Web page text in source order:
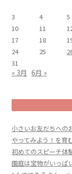
3
4 5
10
11
17
18
24
25
31
« 3月 6月 »
小さいお友だちへ
やってみよう！を
初めてのスピーチ
園庭は宝物がいっ